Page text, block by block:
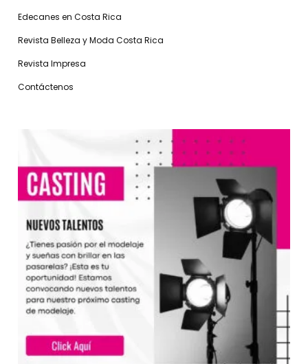
Edecanes en Costa Rica
Revista Belleza y Moda Costa Rica
Revista Impresa
Contáctenos